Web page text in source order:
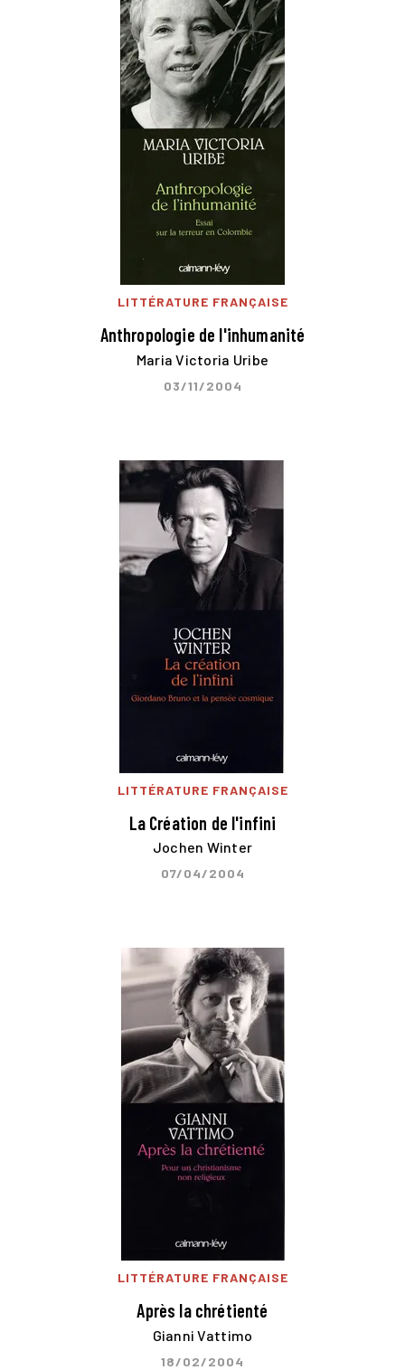
LITTÉRATURE FRANÇAISE
Anthropologie de l'inhumanité
Maria Victoria Uribe
03/11/2004
LITTÉRATURE FRANÇAISE
La Création de l'infini
Jochen Winter
07/04/2004
LITTÉRATURE FRANÇAISE
Après la chrétienté
Gianni Vattimo
18/02/2004